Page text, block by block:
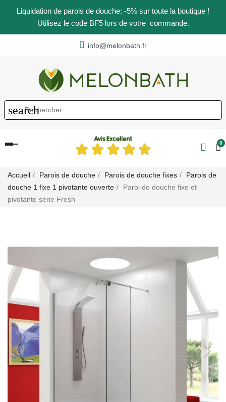
Liquidation de parois de douche: -5% sur toute la boutique !
Utilisez le code BF5 lors de votre commande.
info@melonbath.fr
search
Basculer
0
Accueil Parois de douche Parois de douche fixes
Parois de
douche 1 fixe 1 pivotante ouverte
Paroi de douche fixe et
pivotante série Fresh